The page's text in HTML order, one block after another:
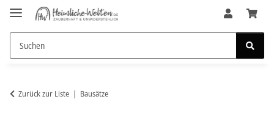
Zurück zur Liste Bausätze